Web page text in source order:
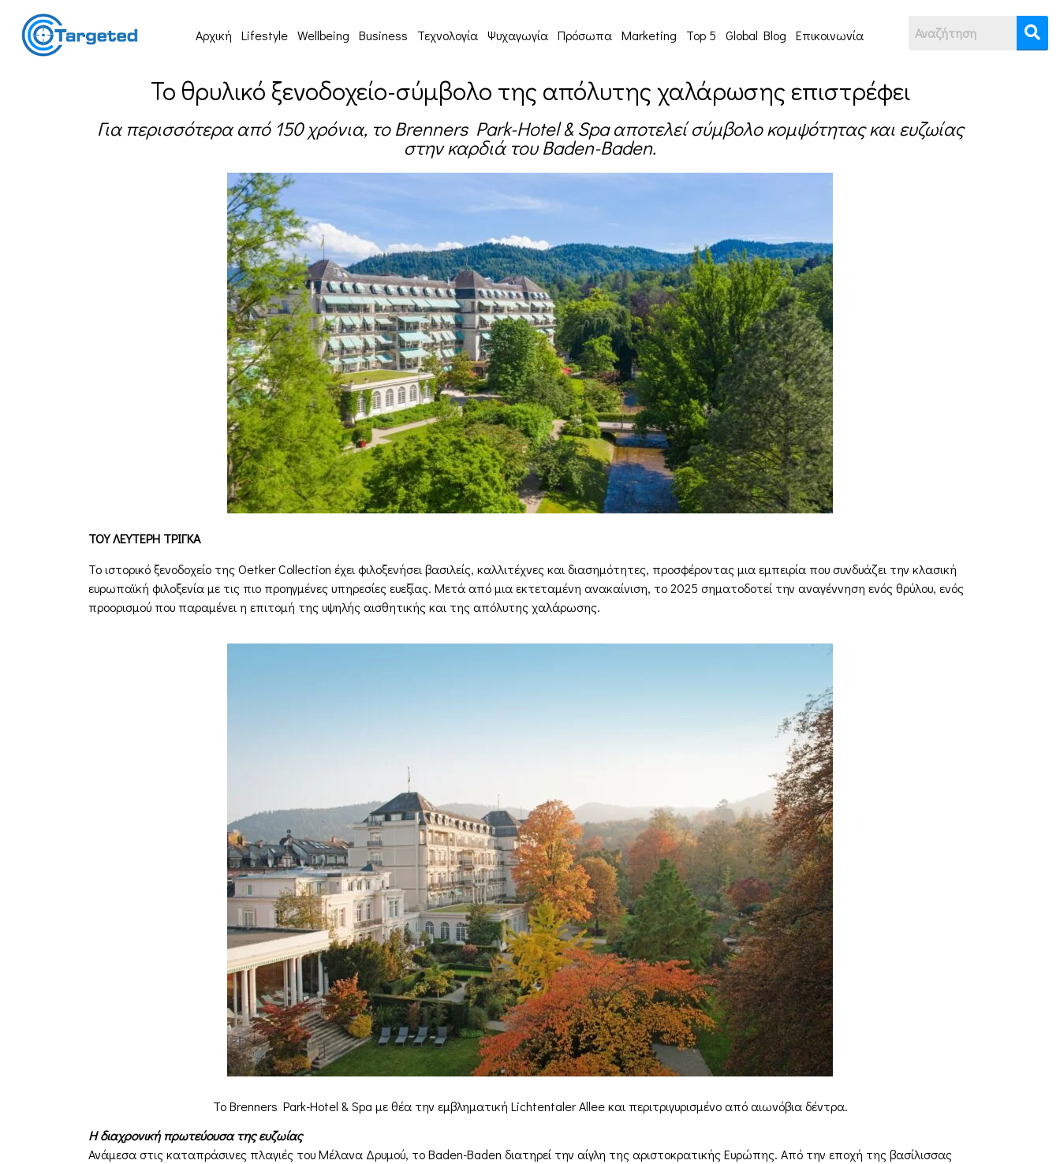
Αρχική Lifestyle Wellbeing Business Τεχνολογία Ψυχαγωγία Πρόσωπα Marketing Top 5 Global Blog Επικοινωνία
Το θρυλικό ξενοδοχείο-σύμβολο της απόλυτης χαλάρωσης επιστρέφει
Για περισσότερα από 150 χρόνια, το Brenners Park-Hotel & Spa αποτελεί σύμβολο κομψότητας και ευζωίας
στην καρδιά του Baden-Baden.
ΤΟΥ ΛΕΥΤΕΡΗ ΤΡΙΓΚΑ
Το ιστορικό ξενοδοχείο της Oetker Collection έχει φιλοξενήσει βασιλείς, καλλιτέχνες και διασημότητες, προσφέροντας μια εμπειρία που συνδυάζει την κλασική
ευρωπαϊκή φιλοξενία με τις πιο προηγμένες υπηρεσίες ευεξίας. Μετά από μια εκτεταμένη ανακαίνιση, το 2025 σηματοδοτεί την αναγέννηση ενός θρύλου, ενός
προορισμού που παραμένει η επιτομή της υψηλής αισθητικής και της απόλυτης χαλάρωσης.
Το Brenners Park-Hotel & Spa με θέα την εμβληματική Lichtentaler Allee και περιτριγυρισμένο από αιωνόβια δέντρα.
Η διαχρονική πρωτεύουσα της ευζωίας
Ανάμεσα στις καταπράσινες πλαγιές του Μέλανα Δρυμού, το Baden-Baden διατηρεί την αίγλη της αριστοκρατικής Ευρώπης. Από την εποχή της βασίλισσας